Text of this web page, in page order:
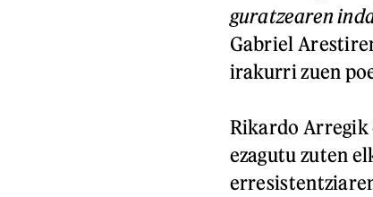
guratzearen
Gabriel
irakurri zuen
Rikardo Arregik
ezagutu zuten